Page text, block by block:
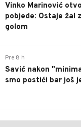
Vinko Marinović
pobjede: Ostaje žal
golom
Pre 8 h
Savić nakon
smo postići bar još